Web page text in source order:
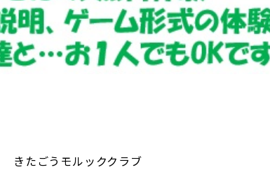
きたごうモルッククラブ